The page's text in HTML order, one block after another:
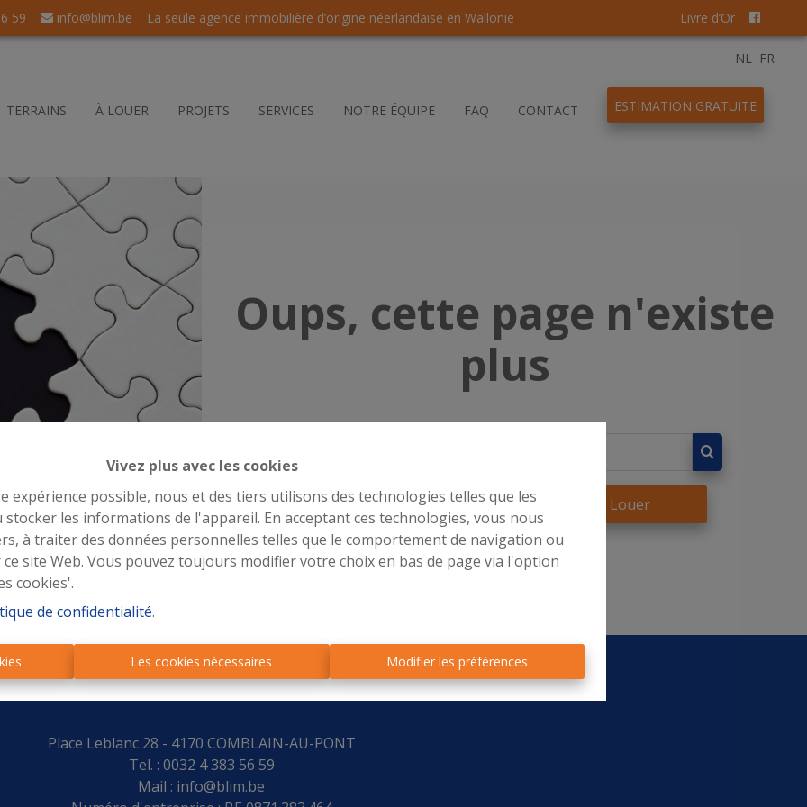
Vivez plus avec les cookies
expérience possible, nous et des tiers utilisons des technologies telles que les
les informations de l'appareil. En acceptant ces technologies, vous nous
à traiter des données personnelles telles que le comportement de navigation ou
site Web. Vous pouvez toujours modifier votre choix en bas de page via l'option
cookies'.
de confidentialité.
Les cookies nécessaires Modifier les préférences
59 info@blim.be La seule agence immobilière d’origine néerlandaise en Wallonie Livre d’Or
TERRAINS À LOUER PROJETS SERVICES NOTRE ÉQUIPE FAQ CONTACT ESTIMATION GRATUITE
NL FR
Oups, cette page n'existe
plus
À Vendre À Louer
Place Leblanc 28 - 4170 COMBLAIN-AU-PONT
Tel. : 0032 4 383 56 59
Mail : info@blim.be